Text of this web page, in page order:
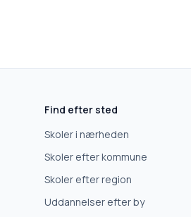
Find efter sted
Skoler i nærheden
Skoler efter kommune
Skoler efter region
Uddannelser efter by